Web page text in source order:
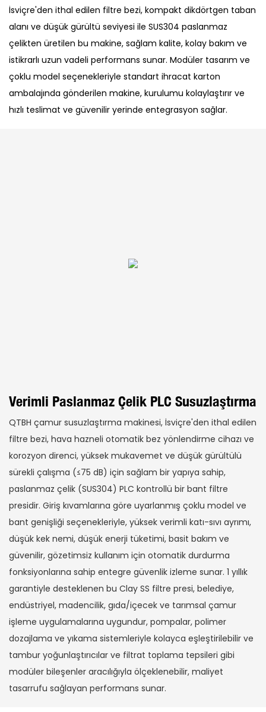
İsviçre'den ithal edilen filtre bezi, kompakt dikdörtgen taban
alanı ve düşük gürültü seviyesi ile SUS304 paslanmaz
çelikten üretilen bu makine, sağlam kalite, kolay bakım ve
istikrarlı uzun vadeli performans sunar. Modüler tasarım ve
çoklu model seçenekleriyle standart ihracat karton
ambalajında ​​gönderilen makine, kurulumu kolaylaştırır ve
hızlı teslimat ve güvenilir yerinde entegrasyon sağlar.
Verimli Paslanmaz Çelik PLC Susuzlaştırma
QTBH çamur susuzlaştırma makinesi, İsviçre'den ithal edilen
filtre bezi, hava hazneli otomatik bez yönlendirme cihazı ve
korozyon direnci, yüksek mukavemet ve düşük gürültülü
sürekli çalışma (≤75 dB) için sağlam bir yapıya sahip,
paslanmaz çelik (SUS304) PLC kontrollü bir bant filtre
presidir. Giriş kıvamlarına göre uyarlanmış çoklu model ve
bant genişliği seçenekleriyle, yüksek verimli katı-sıvı ayrımı,
düşük kek nemi, düşük enerji tüketimi, basit bakım ve
güvenilir, gözetimsiz kullanım için otomatik durdurma
fonksiyonlarına sahip entegre güvenlik izleme sunar. 1 yıllık
garantiyle desteklenen bu Clay SS filtre presi, belediye,
endüstriyel, madencilik, gıda/içecek ve tarımsal çamur
işleme uygulamalarına uygundur, pompalar, polimer
dozajlama ve yıkama sistemleriyle kolayca eşleştirilebilir ve
tambur yoğunlaştırıcılar ve filtrat toplama tepsileri gibi
modüler bileşenler aracılığıyla ölçeklenebilir, maliyet
tasarrufu sağlayan performans sunar.